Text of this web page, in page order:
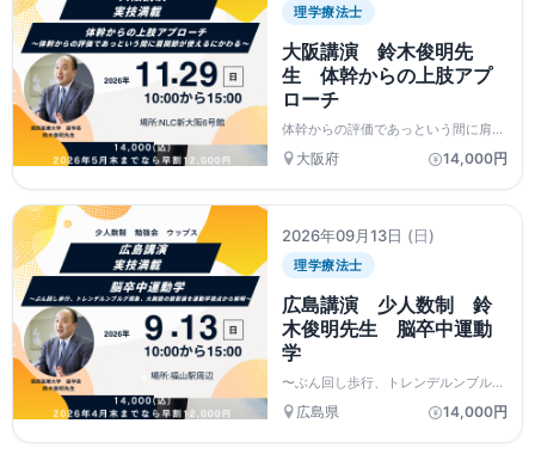
理学療法士
大阪講演 鈴木俊明先
生 体幹からの上肢アプ
ローチ
体幹からの評価であっという間に肩関
節が使えるにかわる〜
大阪府 14,000円
2026年09月13日 (日)
理学療法士
広島講演 少人数制 鈴
木俊明先生 脳卒中運動
学
〜ぶん回し歩行、トレンデルンブルグ
現象、大胸筋の筋緊張を運動学視点か
ら解明〜
広島県 14,000円